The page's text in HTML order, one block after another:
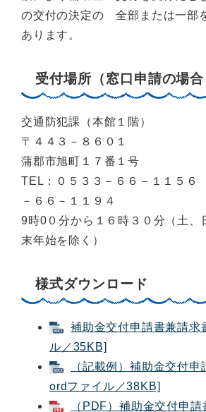
の交付の決定の 全部または一部
あります。
受付場所（窓口申請の場合
交通防犯課（本館１階）
〒４４３－８６０１
蒲郡市旭町１７番１号
TEL：０５３３－６６－１１５６
－６６－１１９４
9時0０分から１６時３０分（土、
末年始を除く）
様式ダウンロード
補助金交付申請書兼請求
ル／35KB]
（記載例）補助金交付
ordファイル／38KB]
（PDF）補助金交付申